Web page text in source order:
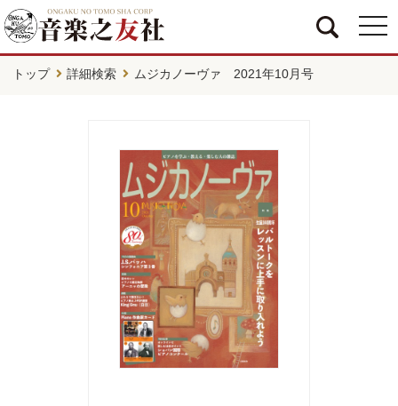
トップ 詳細検索 ムジカノーヴァ 2021年10月号